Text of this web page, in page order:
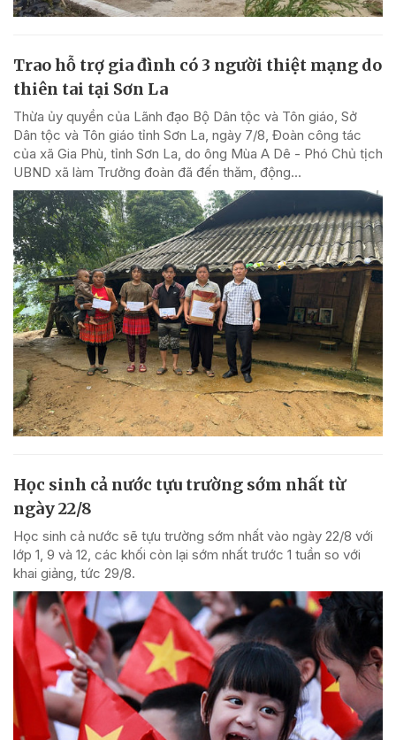
Trao hỗ trợ gia đình có 3 người thiệt mạng do
thiên tai tại Sơn La
Thừa ủy quyền của Lãnh đạo Bộ Dân tộc và Tôn giáo, Sở
Dân tộc và Tôn giáo tỉnh Sơn La, ngày 7/8, Đoàn công tác
của xã Gia Phù, tỉnh Sơn La, do ông Mùa A Dê - Phó Chủ tịch
UBND xã làm Trưởng đoàn đã đến thăm, động...
Học sinh cả nước tựu trường sớm nhất từ
ngày 22/8
Học sinh cả nước sẽ tựu trường sớm nhất vào ngày 22/8 với
lớp 1, 9 và 12, các khối còn lại sớm nhất trước 1 tuần so với
khai giảng, tức 29/8.